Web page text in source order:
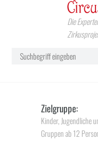
Die
Zielgruppe:
Kinder, Jugendliche
Gruppen ab 12